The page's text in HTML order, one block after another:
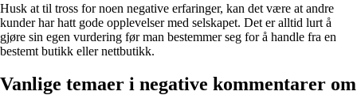
Husk at til tross for noen negative erfaringer, kan det være at andre
kunder har hatt gode opplevelser med selskapet. Det er alltid lurt å
gjøre sin egen vurdering før man bestemmer seg for å handle fra en
bestemt butikk eller nettbutikk.
Vanlige temaer i negative kommentarer om